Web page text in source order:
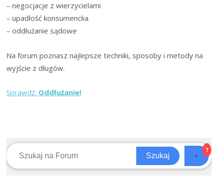
– negocjacje z wierzycielami
– upadłość konsumencka
– oddłużanie sądowe
Na forum poznasz najlepsze techniki, sposoby i metody na
wyjście z długów.
Sprawdź: Oddłużanie!
Szukaj +
7